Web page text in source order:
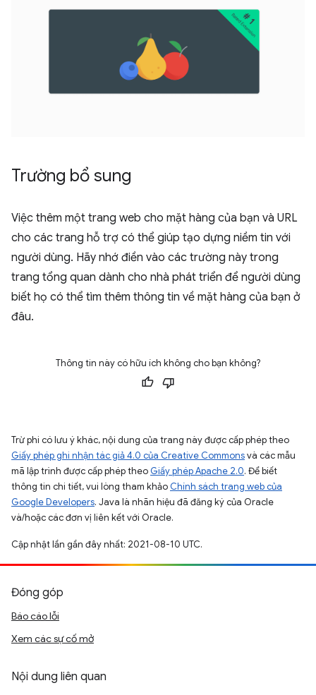
Trường bổ sung
Việc thêm một trang web cho mặt hàng của bạn và URL
cho các trang hỗ trợ có thể giúp tạo dựng niềm tin với
người dùng. Hãy nhớ điền vào các trường này trong
trang tổng quan dành cho nhà phát triển để người dùng
biết họ có thể tìm thêm thông tin về mặt hàng của bạn ở
đâu.
Thông tin này có hữu ích không cho bạn không?
Trừ phi có lưu ý khác, nội dung của trang này được cấp phép theo
Giấy phép ghi nhận tác giả 4.0 của Creative Commonsvà các mẫu
mã lập trình được cấp phép theo Giấy phép Apache 2.0. Để biết
thông tin chi tiết, vui lòng tham khảo Chính sách trang web của
Google Developers. Java là nhãn hiệu đã đăng ký của Oracle
và/hoặc các đơn vị liên kết với Oracle.
Cập nhật lần gần đây nhất: 2021-08-10 UTC.
Đóng góp
Báo cáo lỗi
Xem các sự cố mở
Nội dung liên quan